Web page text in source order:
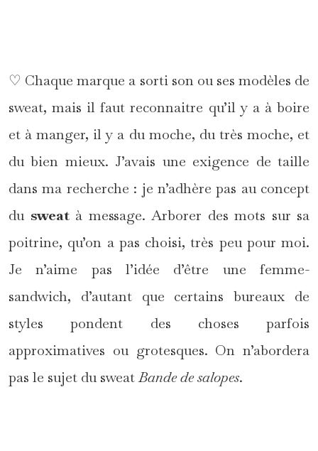
♡ Chaque marque a sorti son ou ses modèles de
sweat, mais il faut reconnaitre qu’il y a à boire
et à manger, il y a du moche, du très moche, et
du bien mieux. J’avais une exigence de taille
dans ma recherche : je n’adhère pas au concept
du sweatà message. Arborer des mots sur sa
poitrine, qu’on a pas choisi, très peu pour moi.
Je n’aime pas l’idée d’être une femme-
sandwich, d’autant que certains bureaux de
styles pondent des choses parfois
approximatives ou grotesques. On n’abordera
pas le sujet du sweatBande de salopes.